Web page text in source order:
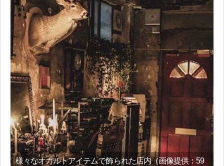
様々なオカルトアイテムで飾られた店内（画像提供：59